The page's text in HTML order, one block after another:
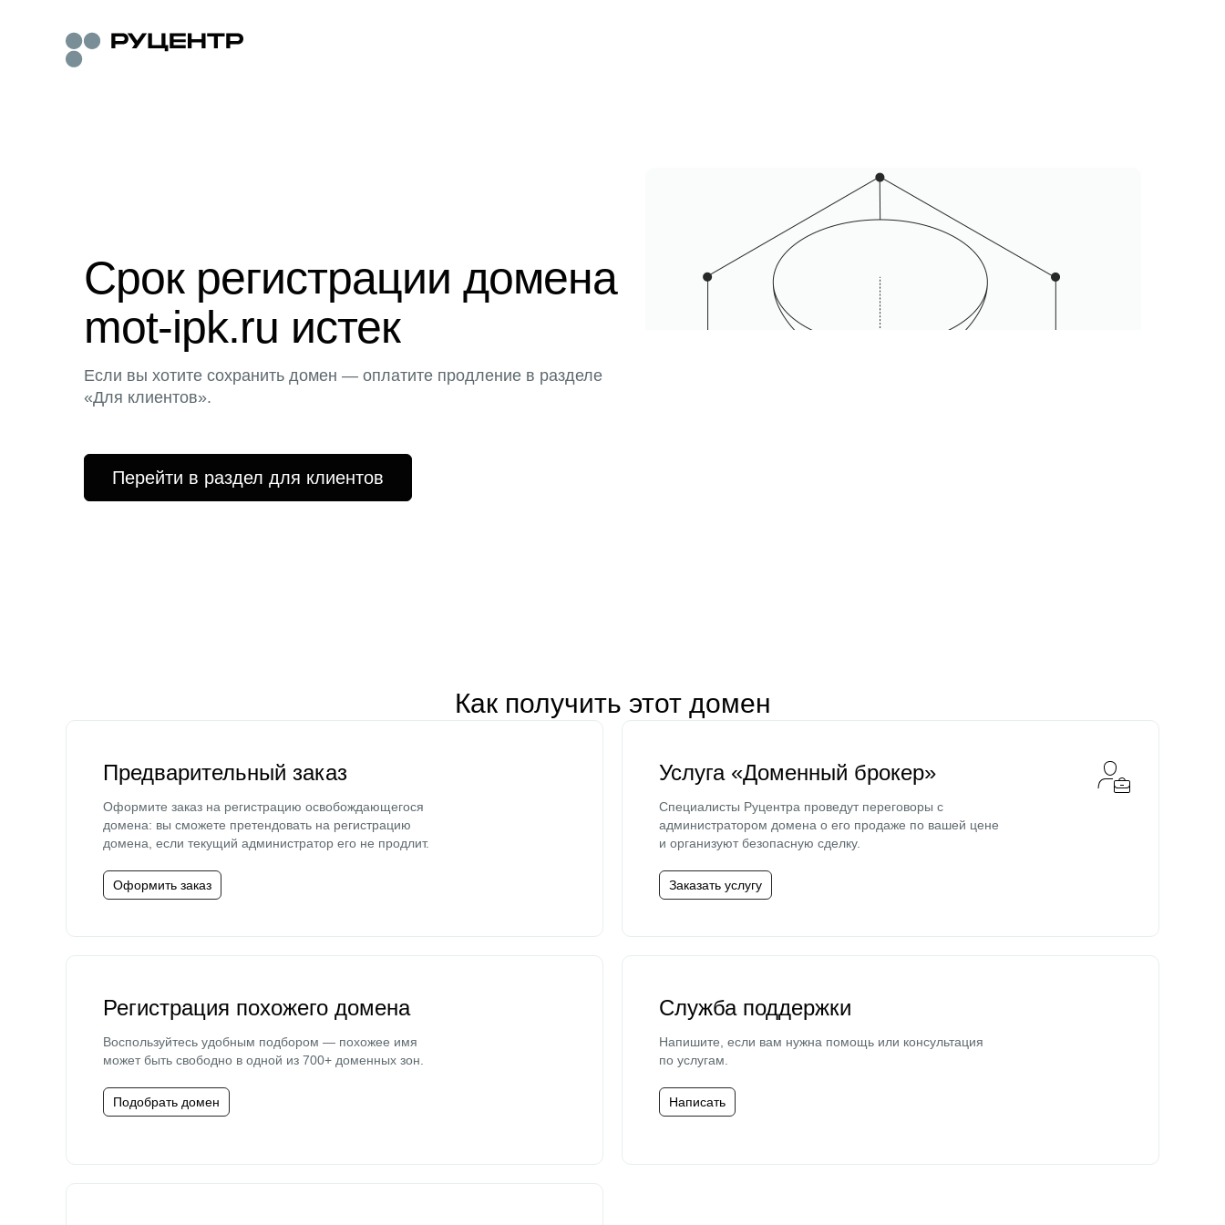
Срок регистрации домена
mot-ipk.ru истек
Если вы хотите сохранить домен — оплатите продление в разделе
«Для клиентов».
Перейти в раздел для клиентов
Как получить этот домен
Предварительный заказ
Оформите заказ на регистрацию освобождающегося
домена: вы сможете претендовать на регистрацию
домена, если текущий администратор его не продлит.
Оформить заказ
Услуга «Доменный брокер»
Специалисты Руцентра проведут переговоры с
администратором домена о его продаже по вашей цене
и организуют безопасную сделку.
Заказать услугу
Регистрация похожего домена
Воспользуйтесь удобным подбором — похожее имя
может быть свободно в одной из 700+ доменных зон.
Подобрать домен
Служба поддержки
Напишите, если вам нужна помощь или консультация
по услугам.
Написать